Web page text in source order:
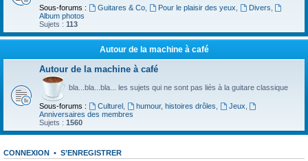
Sous-forums : Guitares & Co, Pour le plaisir des yeux Divers
Album photos
Sujets : 113
Autour de la machine à café
Autour de la machine à café
bla...bla...bla... les sujets qui ne sont pas liés à la guitare classique
Sous-forums : Culturel, humour, histoires drôles Jeux
Anniversaires des membres
Sujets : 1560
CONNEXION • S’ENREGISTRER